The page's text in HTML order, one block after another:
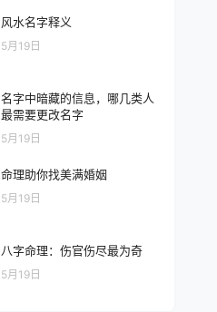
风水名字释义
5月19日
名字中暗藏的信息，哪几类人
最需要更改名字
5月19日
命理助你找美满婚姻
5月19日
八字命理：伤官伤尽最为奇
5月19日